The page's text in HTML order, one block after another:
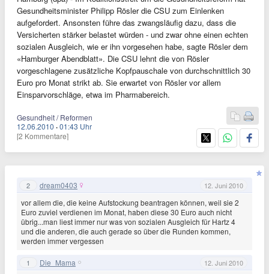
Gesundheitsminister Philipp Rösler die CSU zum Einlenken
aufgefordert. Ansonsten führe das zwangsläufig dazu, dass die
Versicherten stärker belastet würden - und zwar ohne einen echten
sozialen Ausgleich, wie er ihn vorgesehen habe, sagte Rösler dem
«Hamburger Abendblatt». Die CSU lehnt die von Rösler
vorgeschlagene zusätzliche Kopfpauschale von durchschnittlich 30
Euro pro Monat strikt ab. Sie erwartet von Rösler vor allem
Einsparvorschläge, etwa im Pharmabereich.
Gesundheit / Reformen
12.06.2010 ·01:43 Uhr
[2 Kommentare]
2 dream0403 12. Juni 2010
vor allem die, die keine Aufstockung beantragen können, weil sie 2
Euro zuviel verdienen im Monat, haben diese 30 Euro auch nicht
übrig...man liest immer nur was von sozialen Ausgleich für Hartz 4
und die anderen, die auch gerade so über die Runden kommen,
werden immer vergessen
1 Die_Mama 12. Juni 2010